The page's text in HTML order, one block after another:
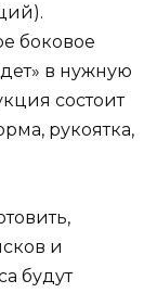
боковое
в нужную
состоит
рукоятка,
и
будут